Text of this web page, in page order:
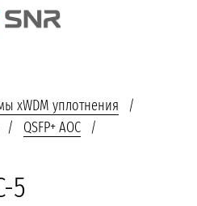
xWDM уплотнения
QSFP+ AOC
5